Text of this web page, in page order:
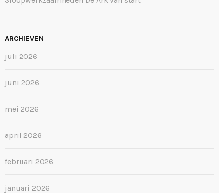
ARCHIEVEN
juli 2026
juni 2026
mei 2026
april 2026
februari 2026
januari 2026